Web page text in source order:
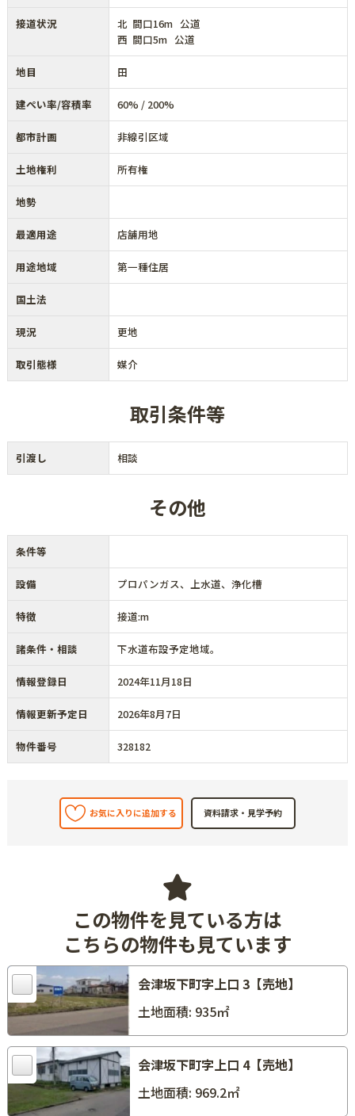
接道状況
北 間口16m 公道
西 間口5m 公道
地目 田
建ぺい率/容積率 60% / 200%
都市計画 非線引区域
土地権利 所有権
地勢
最適用途 店舗用地
用途地域 第一種住居
国土法
現況 更地
取引態様 媒介
取引条件等
引渡し 相談
その他
条件等
設備 プロパンガス、上水道、浄化槽
特徴 接道:m
諸条件・相談 下水道布設予定地域。
情報登録日 2024年11月18日
情報更新予定日 2026年8月7日
物件番号 328182
お気に入りに追加する
この物件を見ている方は
こちらの物件も見ています
会津坂下町字上口 3【売地】
土地面積: 935㎡
会津坂下町字上口 4【売地】
土地面積: 969.2㎡